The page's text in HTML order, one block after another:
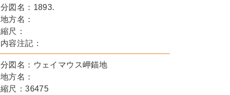
分図名：1893.
地方名：
縮尺：
内容注記：
分図名：ウェイマウス岬錨地
地方名：
縮尺：36475